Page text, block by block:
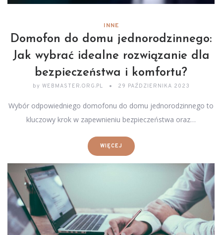
INNE
Domofon do domu jednorodzinnego:
Jak wybrać idealne rozwiązanie dla
bezpieczeństwa i komfortu?
by WEBMASTER.ORG.PL 29 PAŹDZIERNIKA 2023
Wybór odpowiedniego domofonu do domu jednorodzinnego to
kluczowy krok w zapewnieniu bezpieczeństwa oraz…
WIĘCEJ